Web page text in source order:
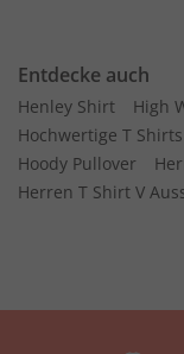
Entdecke auch
Henley Shirt High
Hochwertige T
Hoody Pullover
Herren T Shirt V